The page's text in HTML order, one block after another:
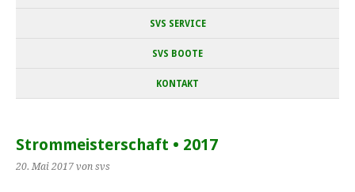
SVS SERVICE
SVS BOOTE
KONTAKT
Strommeisterschaft • 2017
20. Mai 2017 von svs